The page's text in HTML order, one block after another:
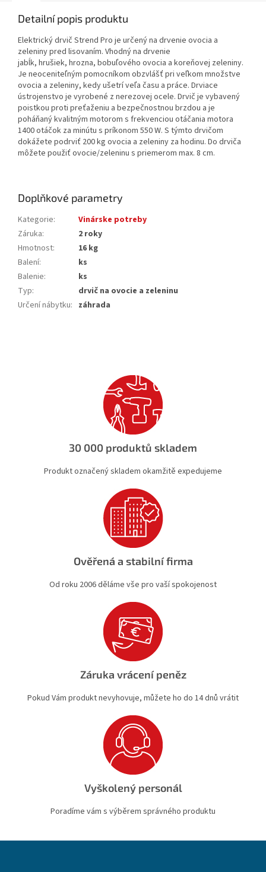
Detailní popis produktu
Elektrický drvič Strend Pro je určený na drvenie ovocia a
zeleniny pred lisovaním. Vhodný na drvenie
jabĺk, hrušiek, hrozna, bobuľového ovocia a koreňovej zeleniny.
Je neoceniteľným pomocníkom obzvlášť pri veľkom množstve
ovocia a zeleniny, kedy ušetrí veľa času a práce. Drviace
ústrojenstvo je vyrobené z nerezovej ocele. Drvič je vybavený
poistkou proti preťaženiu a bezpečnostnou brzdou a je
poháňaný kvalitným motorom s frekvenciou otáčania motora
1400 otáčok za minútu s príkonom 550 W. S týmto drvičom
dokážete podrviť 200 kg ovocia a zeleniny za hodinu. Do drviča
môžete použiť ovocie/zeleninu s priemerom max. 8 cm.
Doplňkové parametry
Kategorie:
Vinárske potreby
Záruka:
2 roky
Hmotnost:
16 kg
Balení:
ks
Balenie:
ks
Typ:
drvič na ovocie a zeleninu
Určení nábytku: záhrada
30 000 produktů skladem
Produkt označený skladem okamžitě expedujeme
Ověřená a stabilní firma
Od roku 2006 děláme vše pro vaší spokojenost
Záruka vrácení peněz
Pokud Vám produkt nevyhovuje, můžete ho do 14 dnů vrátit
Vyškolený personál
Poradíme vám s výběrem správného produktu